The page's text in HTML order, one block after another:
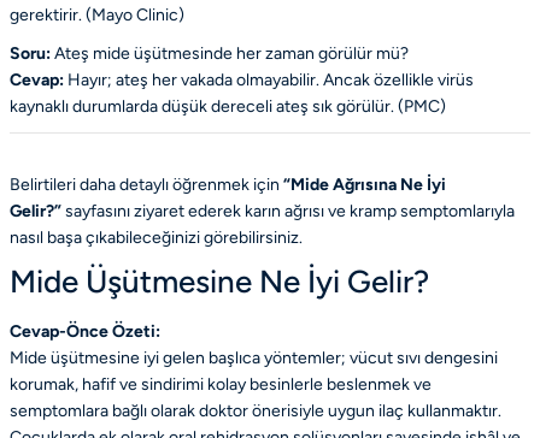
gerektirir. (Mayo Clinic)
Soru:Ateş mide üşütmesinde her zaman görülür mü?
Cevap: Hayır; ateş her vakada olmayabilir. Ancak özellikle virüs
kaynaklı durumlarda düşük dereceli ateş sık görülür. (PMC)
Belirtileri daha detaylı öğrenmek için “Mide Ağrısına Ne İyi
Gelir?”sayfasını ziyaret ederek karın ağrısı ve kramp semptomlarıyla
nasıl başa çıkabileceğinizi görebilirsiniz.
Mide Üşütmesine Ne İyi Gelir?
Cevap-Önce Özeti:
Mide üşütmesine iyi gelen başlıca yöntemler; vücut sıvı dengesini
korumak, hafif ve sindirimi kolay besinlerle beslenmek ve
semptomlara bağlı olarak doktor önerisiyle uygun ilaç kullanmaktır.